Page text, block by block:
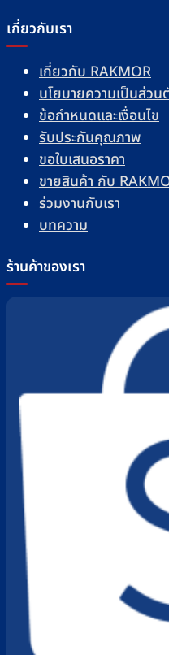
เกี่ยวกับเรา
เกี่ยวกับ RAKMOR
นโยบายความเป็นส่วน
ข้อกำหนดและเงื่อนไข
รับประกันคุณภาพ
ขอใบเสนอราคา
ขายสินค้า กับ
ร่วมงานกับเรา
บทความ
ร้านค้าของเรา